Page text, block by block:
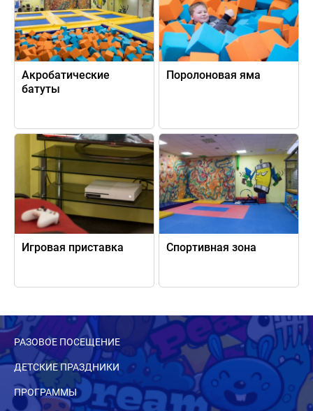
Акробатические
батуты
Поролоновая яма
Игровая приставка Спортивная зона
РАЗОВОЕ ПОСЕЩЕНИЕ
ДЕТСКИЕ ПРАЗДНИКИ
ПРОГРАММЫ